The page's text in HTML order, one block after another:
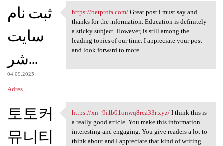
ثبت نام
سایت
شر...
04.09.2025
Adres
https://betprofa.com/ Great
https://betprofa.com/Great post i must say and
thanks for the information. Education is definitely
a sticky subject. However, is still among the
leading topics of our time. I appreciate your post
and look forward to more.
토토커
뮤니티
https://xn--9i1b01onwq8rca33r
https://xn--9i1b01onwq8rca33r.xyz/I think this is
a really good article. You make this information
interesting and engaging. You give readers a lot to
think about and I appreciate that kind of writing